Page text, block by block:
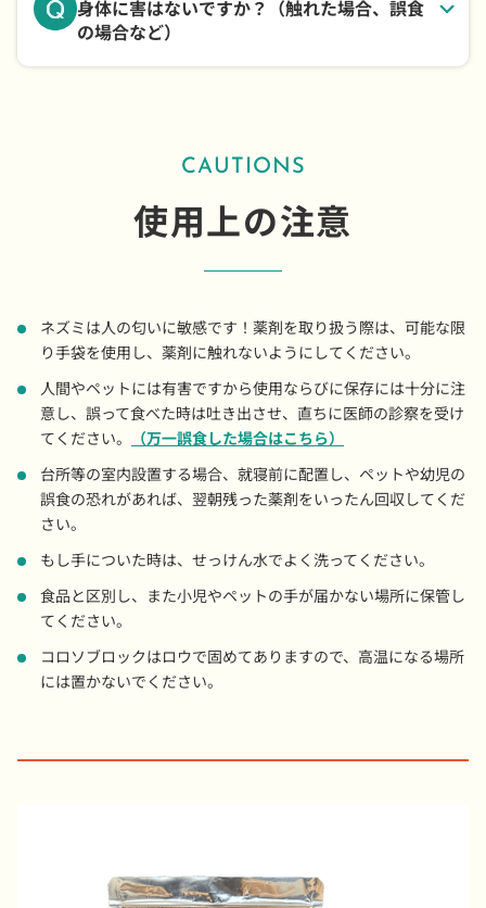
身体に害はないですか？（触れた場合、誤食
の場合など）
CAUTIONS
使用上の注意
ネズミは人の匂いに敏感です！薬剤を取り扱う際は、可能な限
り手袋を使用し、薬剤に触れないようにしてください。
人間やペットには有害ですから使用ならびに保存には十分に注
意し、誤って食べた時は吐き出させ、直ちに医師の診察を受け
てください。
（万一誤食した場合はこちら）
台所等の室内設置する場合、就寝前に配置し、ペットや幼児の
誤食の恐れがあれば、翌朝残った薬剤をいったん回収してくだ
さい。
もし手についた時は、せっけん水でよく洗ってください。
食品と区別し、また小児やペットの手が届かない場所に保管し
てください。
コロソブロックはロウで固めてありますので、高温になる場所
には置かないでください。